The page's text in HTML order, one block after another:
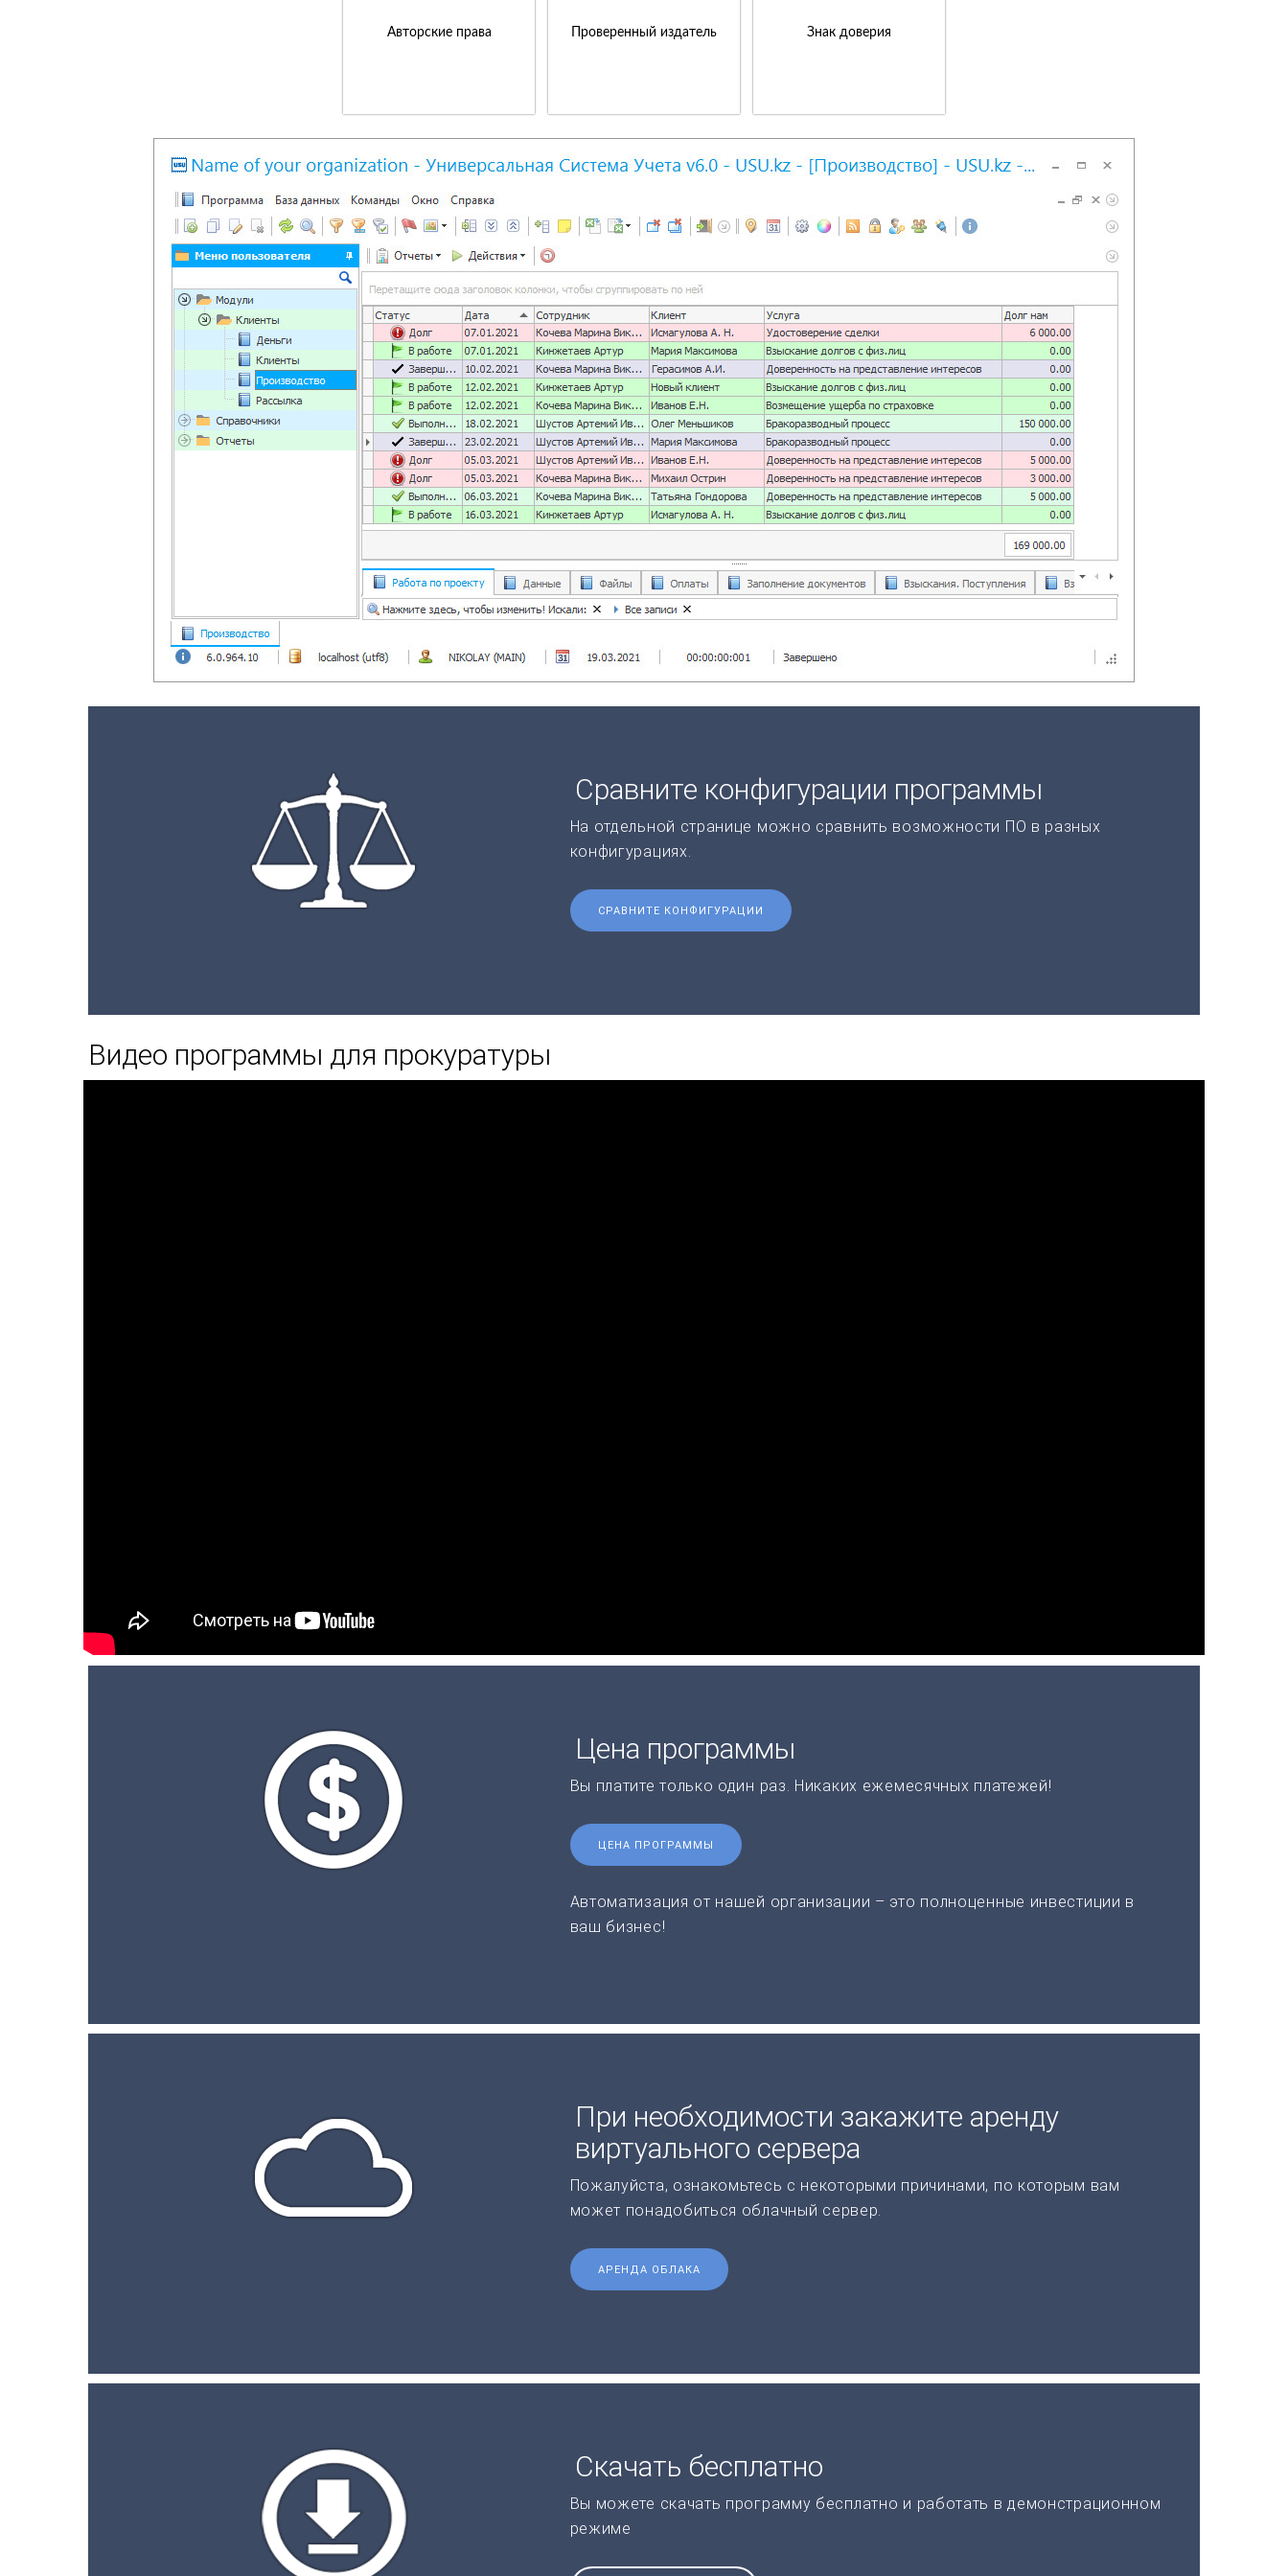
Авторские права Проверенный издатель Знак доверия
Сравните конфигурации программы
На отдельной странице можно сравнить возможности ПО в разных
конфигурациях.
СРАВНИТЕ КОНФИГУРАЦИИ
Видео программы для прокуратуры
Цена программы
Вы платите только один раз. Никаких ежемесячных платежей!
ЦЕНА ПРОГРАММЫ
Автоматизация от нашей организации – это полноценные инвестиции в
ваш бизнес!
При необходимости закажите аренду
виртуального сервера
Пожалуйста, ознакомьтесь с некоторыми причинами, по которым вам
может понадобиться облачный сервер.
АРЕНДА ОБЛАКА
Скачать бесплатно
Вы можете скачать программу бесплатно и работать в демонстрационном
режиме